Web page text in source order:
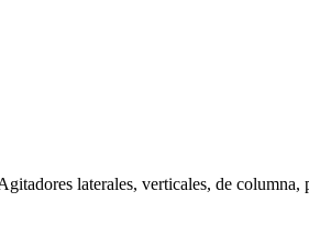
laterales, verticales, de columna,